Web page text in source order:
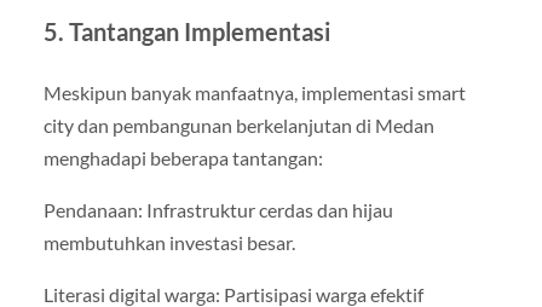
5. Tantangan Implementasi
Meskipun banyak manfaatnya, implementasi smart
city dan pembangunan berkelanjutan di Medan
menghadapi beberapa tantangan:
Pendanaan: Infrastruktur cerdas dan hijau
membutuhkan investasi besar.
Literasi digital warga: Partisipasi warga efektif